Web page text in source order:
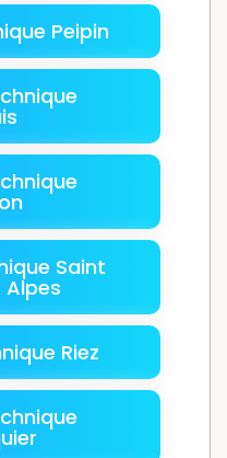
Peipin
Saint
Alpes
Riez